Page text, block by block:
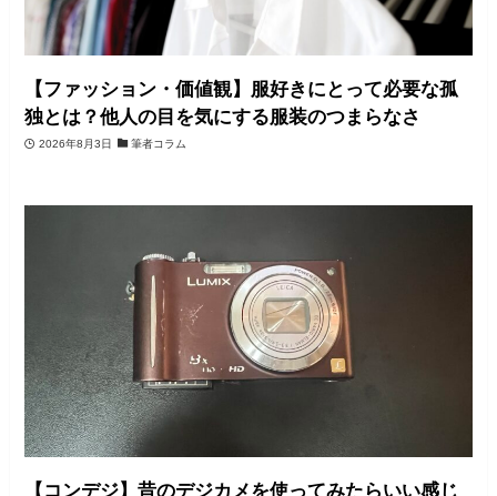
【ファッション・価値観】服好きにとって必要な孤
独とは？他人の目を気にする服装のつまらなさ
2026年8月3日 筆者コラム
【コンデジ】昔のデジカメを使ってみたらいい感じ